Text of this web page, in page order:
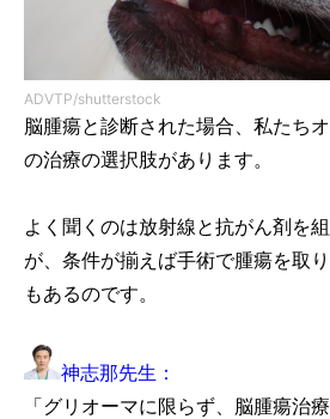
ADVTP/shutterstock
脳腫瘍と診断された場合、私たち
の治療の選択肢があります。
よく聞くのは放射線と抗がん剤を
が、条件が揃えば手術で腫瘍を取
もあるのです。
神志那先生：
「グリオーマに限らず、脳腫瘍治